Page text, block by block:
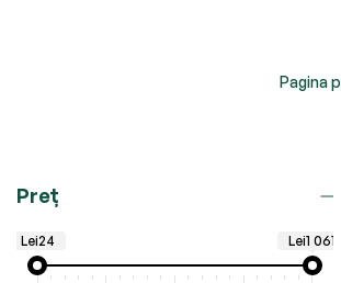
Pagina
Preț
Lei24 Lei1 061